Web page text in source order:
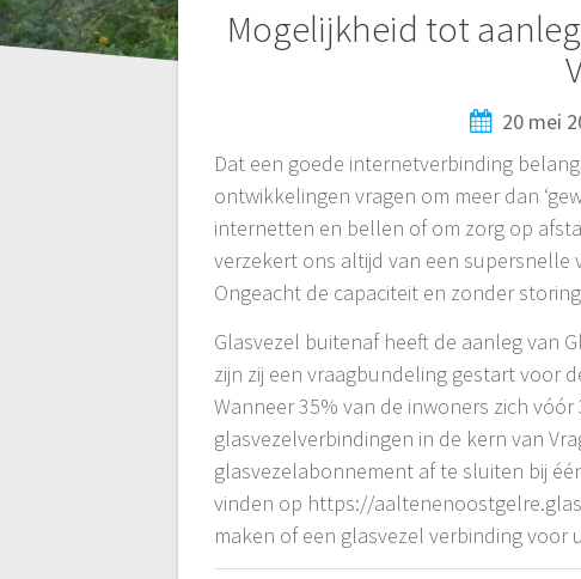
Mogelijkheid tot
20 mei
Dat een goede internetverbinding
ontwikkelingen vragen om meer dan
internetten en bellen of om zorg op
verzekert ons altijd van een
Ongeacht de capaciteit en zonder
Glasvezel buitenaf heeft de aanleg van
zijn zij een vraagbundeling gestart voor
Wanneer 35% van de inwoners zich
glasvezelverbindingen in de kern van
glasvezelabonnement af te sluiten bij
vinden op https://
maken of een glasvezel verbinding voor
Bericht
navigatie